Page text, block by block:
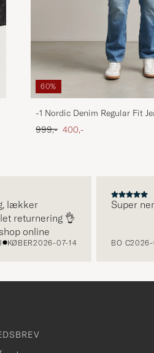
60%
-1 Nordic Denim Regular Fit
Ordinary pris
999,- Nedsat pris
400,-
👌
online
2026-07-14
Super nemt,
2026-07-